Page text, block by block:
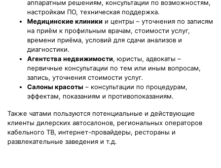
аппаратным решениям, консультации по возможностям,
настройкам ПО, техническая поддержка.
Медицинские клиники и центры – уточнения по записям
на приём к профильным врачам, стоимости услуг,
времени приёма, условий для сдачи анализов и
диагностики.
Агентства недвижимости, юристы, адвокаты –
первичные консультации по тем или иным вопросам,
запись, уточнения стоимости услуг.
Салоны красоты – консультации по процедурам,
эффектам, показаниям и противопоказаниям.
Также чатами пользуются потенциальные и действующие
клиенты дилерских автосалонов, региональных операторов
кабельного ТВ, интернет-провайдеры, рестораны и
развлекательные заведения и т.д.